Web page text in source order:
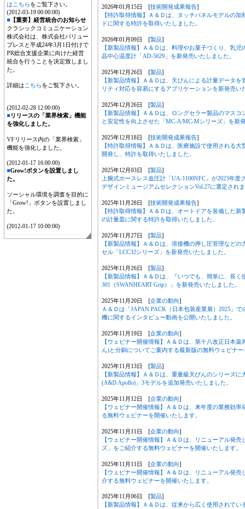
はこちら をご覧下さい。
(2012-03-19 00:00:00)
■ 【重要】経営統合のお知らせ
クラシックコミュニケーション
株式会社は、株式会社バリュー
プレスと平成24年3月1日付けで
PR総合支援企業に向けた経営
統合を行うことを決定致しまし
た。
詳細はこちら をご覧下さい。
(2012-02-28 12:00:00)
■リリースの「業界検索」機能
を強化しました。
VFリリース内の「業界検索」
機能を強化しました。
(2012-01-17 16:00:00)
■Grow!ボタンを設置しまし
た。
ソーシャル環境を調査を目的に
「Grow!」ボタンを設置しまし
た。
(2012-01-17 10:00:00)
2026年01月15日 [技術開発成果報告]
【特許取得情報】Ａ＆Ｄは、タッチパネルモデルの
ドに関する特許を取得いたしました。
2026年01月09日 [製品]
【新製品情報】Ａ＆Ｄは、料理やお菓子づくり、乳
晶中心温度計「AD-5629」を新発売いたしました。
2025年12月26日 [製品]
【新製品情報】Ａ＆Ｄは、天びんによる計量データを
リティ対応を容易にするアプリケーションを新発売い
2025年12月26日 [製品]
【新製品情報】Ａ＆Ｄは、ロングセラー製品のマス
と安定性を向上させた「MC-A/MC-Mシリーズ」を新
2025年12月18日 [技術開発成果報告]
【特許取得情報】Ａ＆Ｄは、医療施設で使用される
開発し、特許を取得いたしました。
2025年12月03日 [製品]
上腕式ホースレス血圧計「UA-1100NFC」が2023年
デザインミュージアムセレクションVol.27に選定されま
2025年11月28日 [技術開発成果報告]
【特許取得情報】Ａ＆Ｄは、オートドアを装備した新
の計量皿に関する特許を取得いたしました。
2025年11月27日 [製品]
【新製品情報】Ａ＆Ｄは、溶接機の押し圧管理など
セル「LCC32シリーズ」を新発売いたしました。
2025年11月26日 [製品]
【新製品情報】Ａ＆Ｄは、『いつでも、簡単に、長
301（SWANHEART Grip）」を新発売いたしました。
2025年11月20日 [企業の動向]
Ａ＆Ｄは「JAPAN PACK（日本包装産業展）2025」
機に関するインタビュー動画を公開いたしました。
2025年11月19日 [企業の動向]
【ウェビナー開催情報】Ａ＆Ｄは、第十八改正日本
ん)と分銅についてご案内する最新版の無料ウェビナー
2025年11月13日 [製品]
【新製品情報】Ａ＆Ｄは、重量級天びんのシリーズ
(A&D Apollo)」3モデルを追加発売いたしました。
2025年11月12日 [企業の動向]
【ウェビナー開催情報】Ａ＆Ｄは、来年度の業務効
る無料ウェビナーを開催いたします。
2025年11月11日 [企業の動向]
【ウェビナー開催情報】Ａ＆Ｄは、リニューアル発
ズ」をご紹介する無料ウェビナーを開催いたします。
2025年11月11日 [企業の動向]
【ウェビナー開催情報】Ａ＆Ｄは、リニューアル発
介する無料ウェビナーを開催いたします。
2025年11月06日 [製品]
【新製品情報】Ａ＆Ｄは、従来から広く使用されて